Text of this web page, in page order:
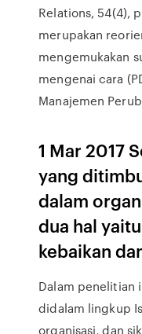
Relations, 54(4),
merupakan
mengemukakan
mengenai cara
Manajemen
1 Mar 2017
yang
dalam
dua hal
kebaikan
Dalam penelitian
didalam lingkup
organisasi, dan